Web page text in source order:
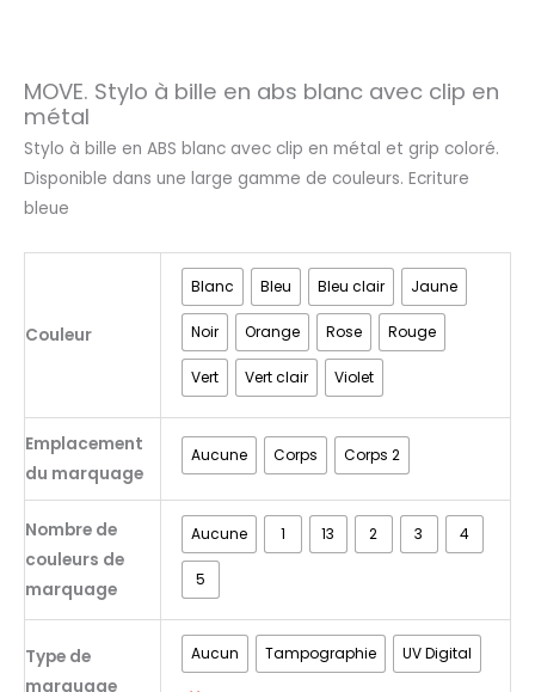
MOVE. Stylo à bille en abs blanc avec clip en
métal
Stylo à bille en ABS blanc avec clip en métal et grip coloré.
Disponible dans une large gamme de couleurs. Ecriture
bleue
Couleur
Blanc Bleu Bleu clair Jaune
Noir Orange Rose Rouge
Vert Vert clair Violet
Emplacement
du marquage
Aucune Corps Corps 2
Nombre de
couleurs de
marquage
Aucune 1 13 2 3 4
5
Type de
marquage
Aucun Tampographie UV Digital